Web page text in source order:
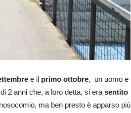
e il primo ottobre, un uomo e
di 2 anni che, a loro detta, si era sentito
ma ben presto è apparso più